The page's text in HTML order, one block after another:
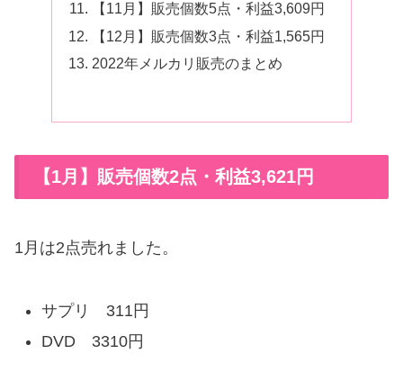
【11月】販売個数5点・利益3,609円
【12月】販売個数3点・利益1,565円
2022年メルカリ販売のまとめ
【1月】販売個数2点・利益3,621円
1月は2点売れました。
サプリ 311円
DVD 3310円